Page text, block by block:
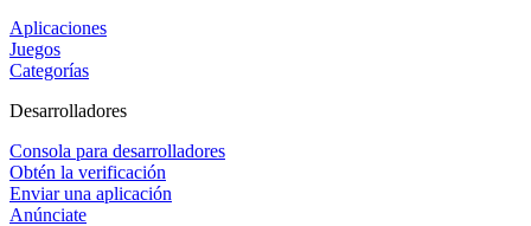
Aplicaciones
Juegos
Categorías
Desarrolladores
Consola para desarrolladores
Obtén la verificación
Enviar una aplicación
Anúnciate